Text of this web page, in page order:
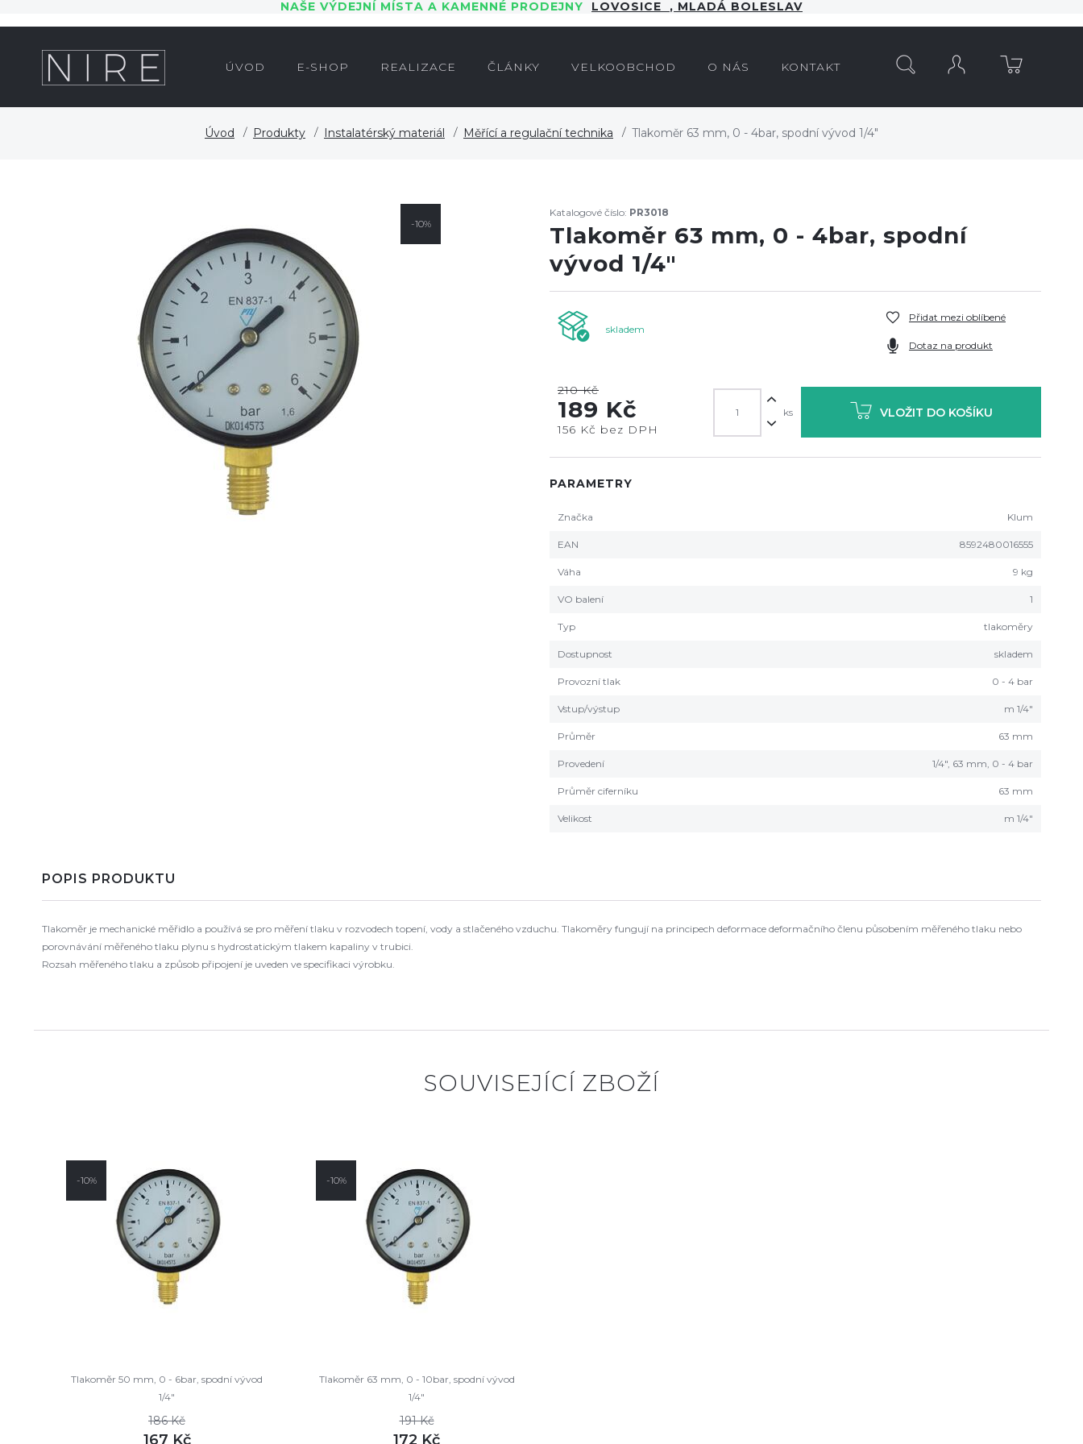
NAŠE VÝDEJNÍ MÍSTA A KAMENNÉ PRODEJNY LOVOSICE , MLADÁ BOLESLAV
ÚVOD E-SHOP REALIZACE ČLÁNKY VELKOOBCHOD O NÁS KONTAKT
Úvod Produkty Instalatérský materiál Měřící a regulační technika Tlakoměr 63 mm, 0 - 4bar, spodní vývod 1/4"
-10%
Katalogové číslo: PR3018
Tlakoměr 63 mm, 0 - 4bar, spodní
vývod 1/4"
skladem
Přidat mezi oblíbené
Dotaz na produkt
210 Kč
189 Kč
156 Kč bez DPH
ks VLOŽIT DO KOŠÍKU
PARAMETRY
Značka Klum
EAN 8592480016555
Váha 9 kg
VO balení 1
Typ tlakoměry
Dostupnost skladem
Provozní tlak 0 - 4 bar
Vstup/výstup m 1/4"
Průměr 63 mm
Provedení 1/4", 63 mm, 0 - 4 bar
Průměr ciferníku 63 mm
Velikost m 1/4"
POPIS PRODUKTU
Tlakoměr je mechanické měřidlo a používá se pro měření tlaku v rozvodech topení, vody a stlačeného vzduchu. Tlakoměry fungují na principech deformace deformačního členu působením měřeného tlaku nebo
porovnávání měřeného tlaku plynu s hydrostatickým tlakem kapaliny v trubici.
Rozsah měřeného tlaku a způsob připojení je uveden ve specifikaci výrobku.
SOUVISEJÍCÍ ZBOŽÍ
-10%
Tlakoměr 50 mm, 0 - 6bar, spodní vývod
1/4"
186 Kč
167 Kč
-10%
Tlakoměr 63 mm, 0 - 10bar, spodní vývod
1/4"
191 Kč
172 Kč